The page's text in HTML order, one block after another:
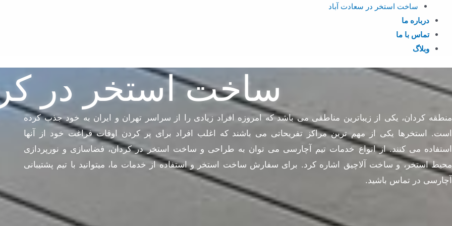
ساخت استخر در سعادت آباد
درباره ما
تماس با ما
وبلاگ
ساخت استخر در
منطقه کردان، یکی از زیباترین مناطقی می باشد که امروزه افراد زیادی را از سراسر تهران و ایران به خود جذب کرده
است. استخرها یکی از مهم ترین مراکز تفریحاتی می باشند که اغلب افراد برای پر کردن اوقات فراغت خود از آنها
استفاده می کنند. از انواع خدمات تیم آچارسی می توان به طراحی و ساخت استخر در کردان، فضاسازی و نورپردازی
محیط استخر، و ساخت آلاچیق اشاره کرد. برای سفارش ساخت استخر و استفاده از خدمات ما، میتوانید با تیم پشتیبانی
آچارسی در تماس باشید.